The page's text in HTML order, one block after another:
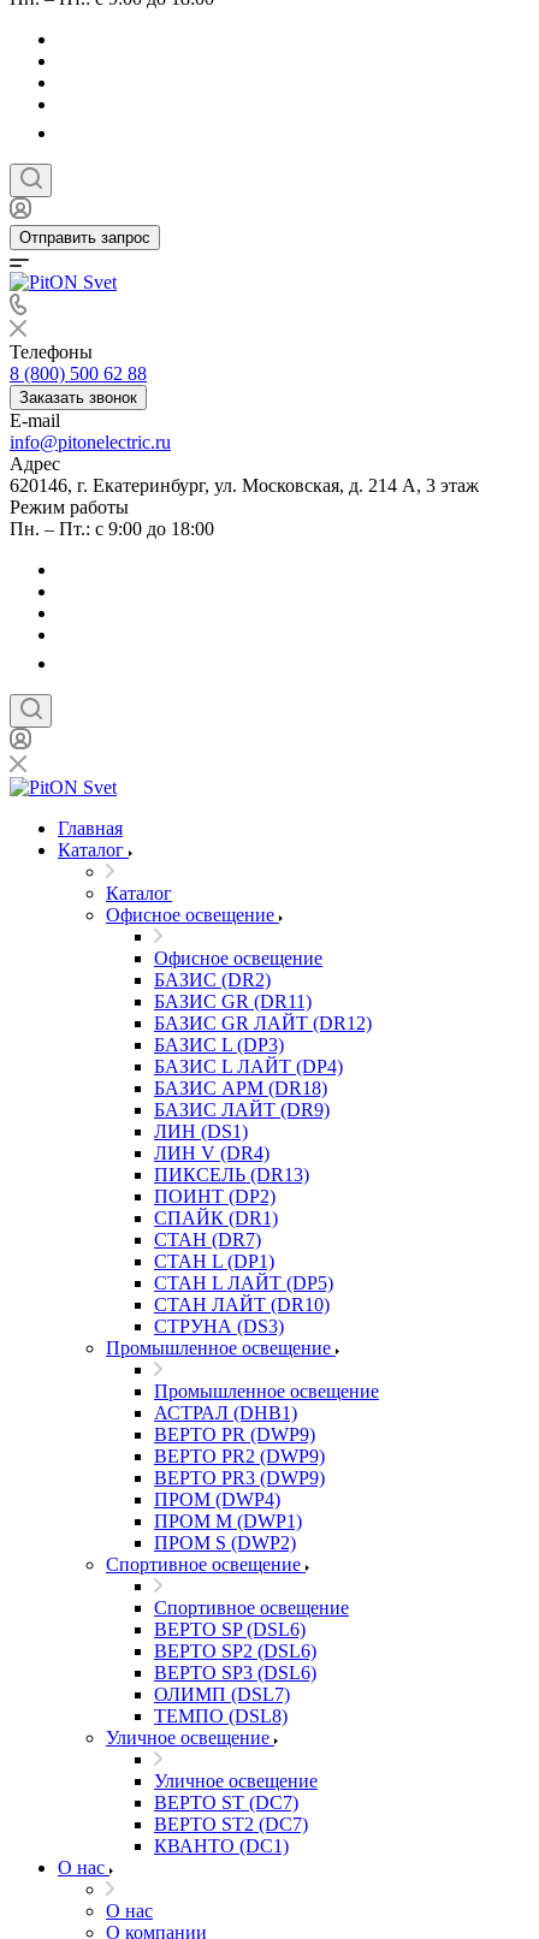
Отправить запрос
Телефоны
8 (800) 500 62 88
Заказать звонок
E-mail
info@pitonelectric.ru
Адрес
620146, г. Екатеринбург, ул. Московская, д. 214 А, 3 этаж
Режим работы
Пн. – Пт.: с 9:00 до 18:00
Главная
Каталог
Каталог
Офисное освещение
Офисное освещение
БАЗИС (DR2)
БАЗИС GR (DR11)
БАЗИС GR ЛАЙТ (DR12)
БАЗИС L (DP3)
БАЗИС L ЛАЙТ (DP4)
БАЗИС АРМ (DR18)
БАЗИС ЛАЙТ (DR9)
ЛИН (DS1)
ЛИН V (DR4)
ПИКСЕЛЬ (DR13)
ПОИНТ (DP2)
СПАЙК (DR1)
СТАН (DR7)
СТАН L (DP1)
СТАН L ЛАЙТ (DP5)
СТАН ЛАЙТ (DR10)
СТРУНА (DS3)
Промышленное освещение
Промышленное освещение
АСТРАЛ (DHB1)
ВЕРТО PR (DWP9)
ВЕРТО PR2 (DWP9)
ВЕРТО PR3 (DWP9)
ПРОМ (DWP4)
ПРОМ M (DWP1)
ПРОМ S (DWP2)
Спортивное освещение
Спортивное освещение
ВЕРТО SP (DSL6)
ВЕРТО SP2 (DSL6)
ВЕРТО SP3 (DSL6)
ОЛИМП (DSL7)
ТЕМПО (DSL8)
Уличное освещение
Уличное освещение
ВЕРТО ST (DC7)
ВЕРТО ST2 (DC7)
КВАНТО (DC1)
О нас
О нас
О компании